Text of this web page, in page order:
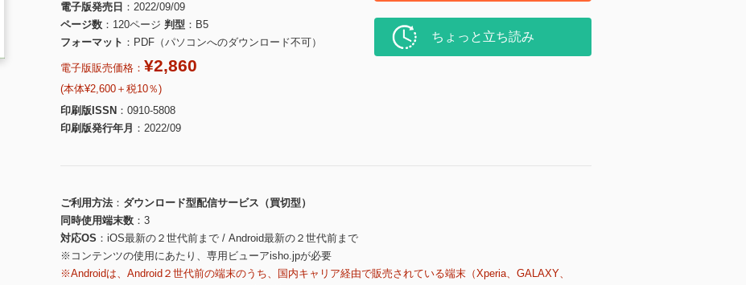
電子版発売日
2022/09/09
ページ数
120ページ 判型
B5
フォーマット
PDF（パソコンへのダウンロード不可）
電子版販売価格： ¥2,860
(本体¥2,600＋税10％)
印刷版ISSN
0910-5808
印刷版発行年月
2022/09
ちょっと立ち読み
ご利用方法
ダウンロード型配信サービス（買切型）
同時使用端末数
3
対応OS
iOS最新の２世代前まで / Android最新の２世代前まで
※コンテンツの使用にあたり、専用ビューアisho.jpが必要
※Androidは、Android２世代前の端末のうち、国内キャリア経由で販売されている端末（Xperia、GALAXY、